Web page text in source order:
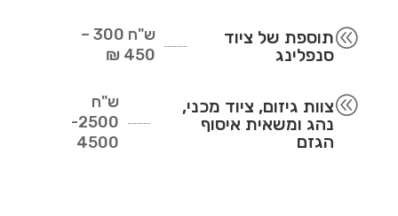
@תוספת של ציוד
סנפלינג
ש"ח
300 –
450 ₪
@צוות גיזום, ציוד מכני,
נהג ומשאית איסוף
הגזם
ש"ח
2500-
4500